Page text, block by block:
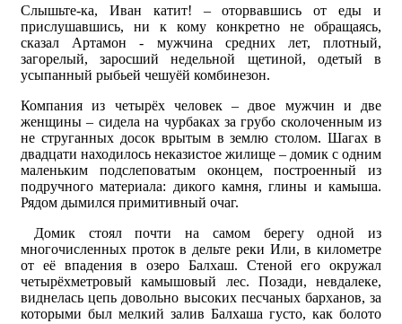
Слышьте-ка, Иван катит! – оторвавшись от еды и
прислушавшись, ни к кому конкретно не обращаясь,
сказал Артамон - мужчина средних лет, плотный,
загорелый, заросший недельной щетиной, одетый в
усыпанный рыбьей чешуёй комбинезон.
Компания из четырёх человек – двое мужчин и две
женщины – сидела на чурбаках за грубо сколоченным из
не струганных досок врытым в землю столом. Шагах в
двадцати находилось неказистое жилище – домик с одним
маленьким подслеповатым оконцем, построенный из
подручного материала: дикого камня, глины и камыша.
Рядом дымился примитивный очаг.
Домик стоял почти на самом берегу одной из
многочисленных проток в дельте реки Или, в километре
от её впадения в озеро Балхаш. Стеной его окружал
четырёхметровый камышовый лес. Позади, невдалеке,
виднелась цепь довольно высоких песчаных барханов, за
которыми был мелкий залив Балхаша густо, как болото